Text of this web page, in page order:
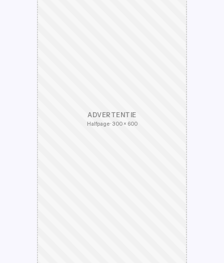
ADVERTENTIE
Halfpage · 300 × 600